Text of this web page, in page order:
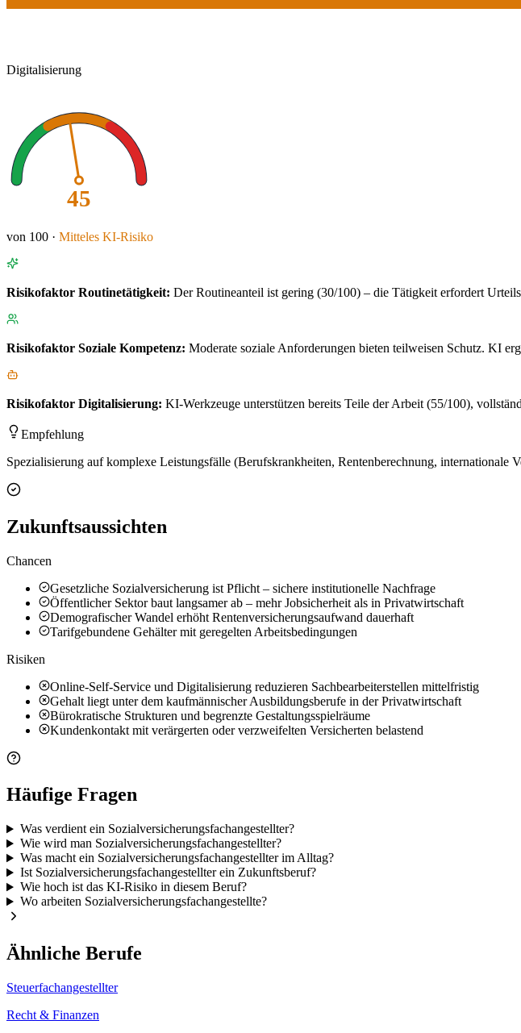
Digitalisierung
45
von 100 · Mitteles KI-Risiko
Risikofaktor Routinetätigkeit: Der Routineanteil ist gering (30/100) – die Tätigkeit erfordert
Risikofaktor Soziale Kompetenz: Moderate soziale Anforderungen bieten teilweisen Schutz. KI
Risikofaktor Digitalisierung: KI-Werkzeuge unterstützen bereits Teile der Arbeit (55/100),
Empfehlung
Spezialisierung auf komplexe Leistungsfälle (Berufskrankheiten, Rentenberechnung,
Zukunftsaussichten
Chancen
Gesetzliche Sozialversicherung ist Pflicht – sichere institutionelle Nachfrage
Öffentlicher Sektor baut langsamer ab – mehr Jobsicherheit als in Privatwirtschaft
Demografischer Wandel erhöht Rentenversicherungsaufwand dauerhaft
Tarifgebundene Gehälter mit geregelten Arbeitsbedingungen
Risiken
Online-Self-Service und Digitalisierung reduzieren Sachbearbeiterstellen mittelfristig
Gehalt liegt unter dem kaufmännischer Ausbildungsberufe in der Privatwirtschaft
Bürokratische Strukturen und begrenzte Gestaltungsspielräume
Kundenkontakt mit verärgerten oder verzweifelten Versicherten belastend
Häufige Fragen
Was verdient ein Sozialversicherungsfachangestellter?
Wie wird man Sozialversicherungsfachangestellter?
Was macht ein Sozialversicherungsfachangestellter im Alltag?
Ist Sozialversicherungsfachangestellter ein Zukunftsberuf?
Wie hoch ist das KI-Risiko in diesem Beruf?
Wo arbeiten Sozialversicherungsfachangestellte?
Ähnliche Berufe
Steuerfachangestellter
Recht & Finanzen